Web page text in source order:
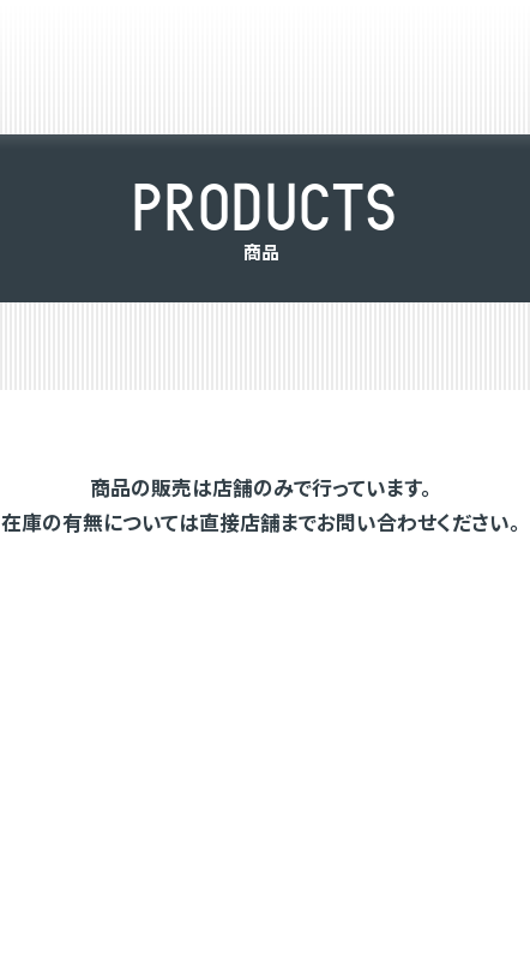
PRODUCTS
商品
商品の販売は店舗のみで行っています。
在庫の有無については直接店舗までお問い合わせください。